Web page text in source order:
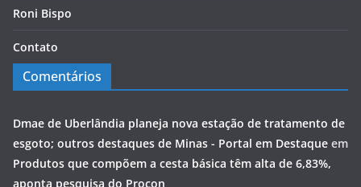
Roni Bispo
Contato
Comentários
Dmae de Uberlândia planeja nova estação de tratamento de
esgoto; outros destaques de Minas - Portal em Destaque em
Produtos que compõem a cesta básica têm alta de 6,83%,
aponta pesquisa do Procon